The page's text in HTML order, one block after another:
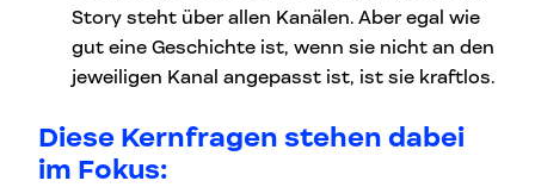
Story steht über allen Kanälen. Aber egal wie
gut eine Geschichte ist, wenn sie nicht an den
jeweiligen Kanal angepasst ist, ist sie kraftlos.
Diese Kernfragen stehen dabei
im Fokus: